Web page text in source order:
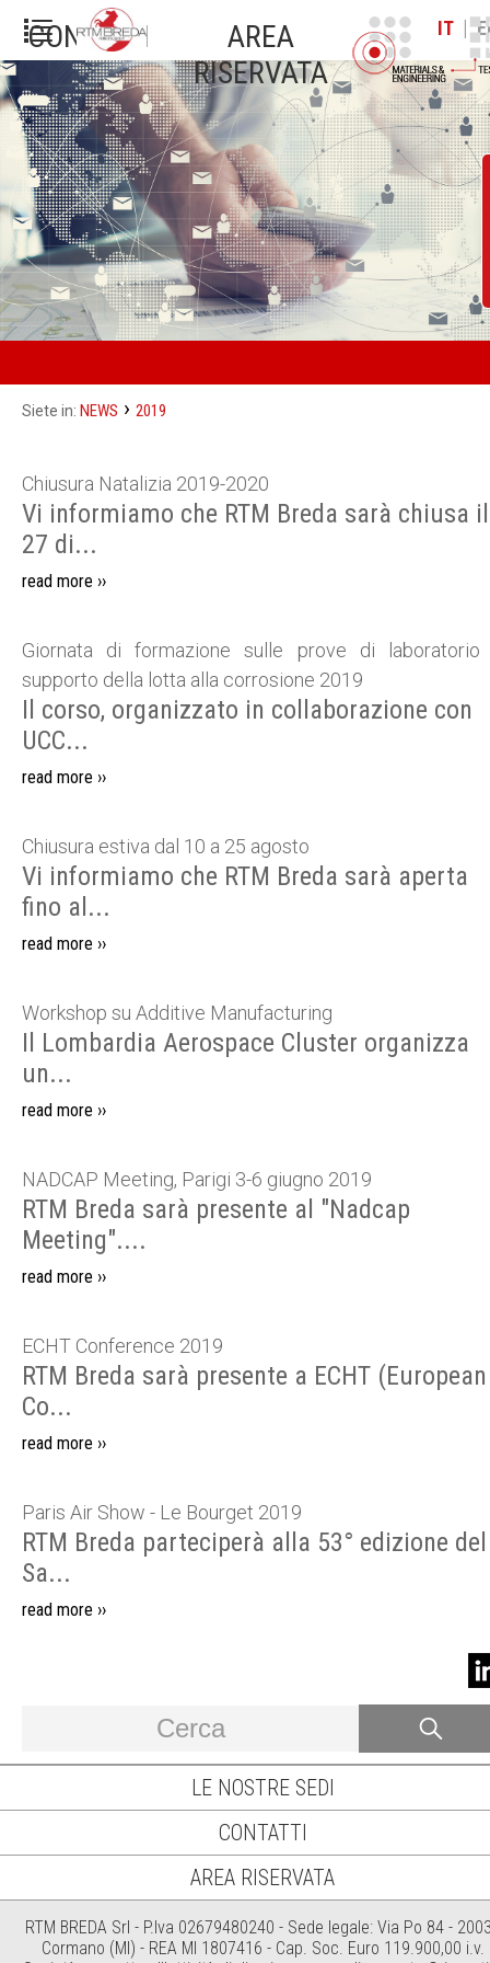
IT |
CONTATTI
AREA
RISERVATA
Siete in: NEWS › 2019
Chiusura Natalizia 2019-2020
Vi informiamo che RTM Breda sarà chiusa il
27 di...
read more ››
Giornata di formazione sulle prove di laboratorio
supporto della lotta alla corrosione 2019
Il corso, organizzato in collaborazione con
UCC...
read more ››
Chiusura estiva dal 10 a 25 agosto
Vi informiamo che RTM Breda sarà aperta
fino al...
read more ››
Workshop su Additive Manufacturing
Il Lombardia Aerospace Cluster organizza
un...
read more ››
NADCAP Meeting, Parigi 3-6 giugno 2019
RTM Breda sarà presente al "Nadcap
Meeting"....
read more ››
ECHT Conference 2019
RTM Breda sarà presente a ECHT (European
Co...
read more ››
Paris Air Show - Le Bourget 2019
RTM Breda parteciperà alla 53° edizione del
Sa...
read more ››
LE NOSTRE SEDI
CONTATTI
AREA RISERVATA
RTM BREDA Srl - P.Iva 02679480240 - Sede legale: Via Po 84 -
Cormano (MI) - REA MI 1807416 - Cap. Soc. Euro 119.900,00 i.v.